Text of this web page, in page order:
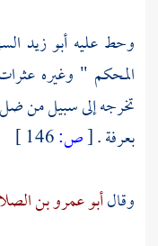
وحط عليه أبو زيد
المحكم " وغيره
تخرجه إلى سبيل من ضل
بعرفة.
[ص:
وقالأبو عمرو بن